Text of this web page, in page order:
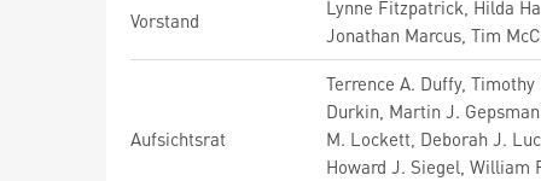
Vorstand
Lynne Fitzpatrick, Hilda
Jonathan Marcus, Tim
Aufsichtsrat
Terrence A. Duffy,
Durkin, Martin J.
M. Lockett, Deborah J.
Howard J. Siegel, William